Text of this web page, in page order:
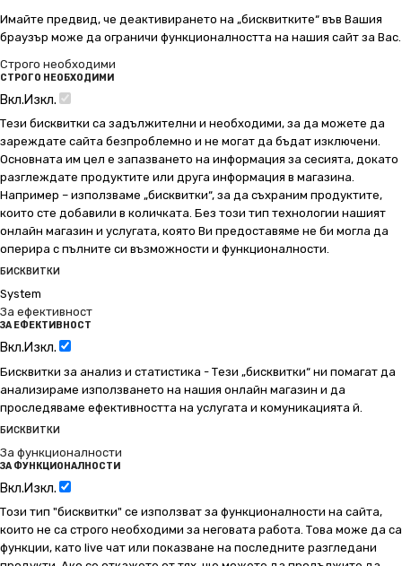
Имайте предвид, че деактивирането на „бисквитките“ във Вашия
браузър може да ограничи функционалността на нашия сайт за Вас.
Строго необходими
СТРОГО НЕОБХОДИМИ
Вкл.Изкл.
Тези бисквитки са задължителни и необходими, за да можете да
зареждате сайта безпроблемно и не могат да бъдат изключени.
Основната им цел е запазването на информация за сесията, докато
разглеждате продуктите или друга информация в магазина.
Например – използваме „бисквитки“, за да съхраним продуктите,
които сте добавили в количката. Без този тип технологии нашият
онлайн магазин и услугата, която Ви предоставяме не би могла да
оперира с пълните си възможности и функционалности.
БИСКВИТКИ
System
За ефективност
ЗА ЕФЕКТИВНОСТ
Вкл.Изкл.
Бисквитки за анализ и статистика - Тези „бисквитки“ ни помагат да
анализираме използването на нашия онлайн магазин и да
проследяваме ефективността на услугата и комуникацията й.
БИСКВИТКИ
За функционалности
ЗА ФУНКЦИОНАЛНОСТИ
Вкл.Изкл.
Този тип "бисквитки" се използват за функционалности на сайта,
които не са строго необходими за неговата работа. Това може да са
функции, като live чат или показване на последните разгледани